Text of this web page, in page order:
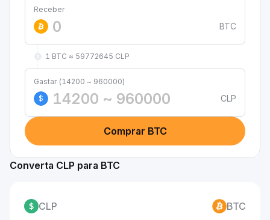
Receber
BTC
1 BTC ≈ 59772645 CLP
Gastar (14200 ~ 960000)
$
CLP
Comprar BTC
Converta CLP para BTC
CLP BTC